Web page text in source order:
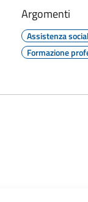
Argomenti
Assistenza
Formazione